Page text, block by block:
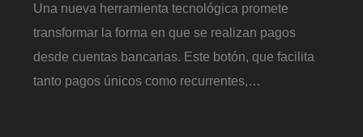
Una nueva herramienta tecnológica promete
transformar la forma en que se realizan pagos
desde cuentas bancarias. Este botón, que facilita
tanto pagos únicos como recurrentes,…